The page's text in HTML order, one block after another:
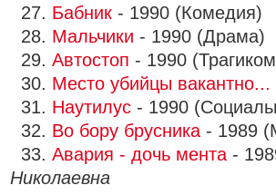
27. Бабник - 1990 (Комедия)
28. Мальчики - 1990
29. Автостоп - 1990
30. Место убийцы вакантно...
31. Наутилус - 1990
32. Во бору брусника - 1989
33. Авария - дочь мента -
Николаевна